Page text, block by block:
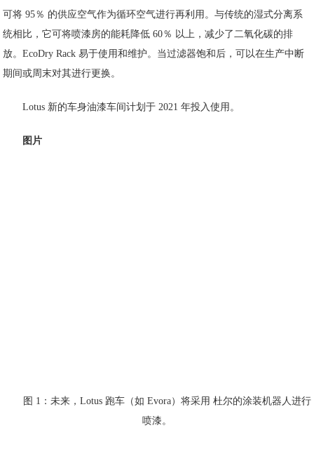
可将 95％ 的供应空气作为循环空气进行再利用。与传统的湿式分离系
统相比，它可将喷漆房的能耗降低 60％ 以上，减少了二氧化碳的排
放。EcoDry Rack 易于使用和维护。当过滤器饱和后，可以在生产中断
期间或周末对其进行更换。
Lotus 新的车身油漆车间计划于 2021 年投入使用。
图片
图 1：未来，Lotus 跑车（如 Evora）将采用 杜尔的涂装机器人进行
喷漆。